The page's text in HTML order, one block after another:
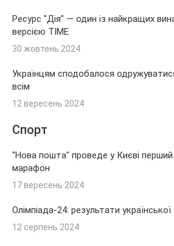
Ресурс "Дія" — один із найкращих
версією TIME
30 жовтень 2024
Українцям сподобалося
всім
12 вересень 2024
Спорт
"Нова пошта" проведе у Києві
марафон
17 вересень 2024
Олімпіада-24: результати української
12 серпень 2024